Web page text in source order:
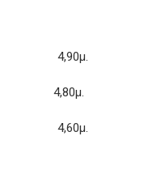
4,90μ.
4,80μ.
4,60μ.